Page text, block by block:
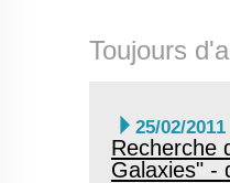
Toujours
 25/02/2011
Recherche
Galaxies" -